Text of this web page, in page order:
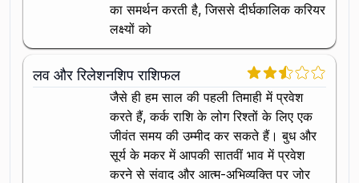
का समर्थन करती है, जिससे दीर्घकालिक करियर
लक्ष्यों को
लव और रिलेशनशिप राशिफल
जैसे ही हम साल की पहली तिमाही में प्रवेश
करते हैं, कर्क राशि के लोग रिश्तों के लिए एक
जीवंत समय की उम्मीद कर सकते हैं। बुध और
सूर्य के मकर में आपकी सातवीं भाव में प्रवेश
करने से संवाद और आत्म-अभिव्यक्ति पर जोर